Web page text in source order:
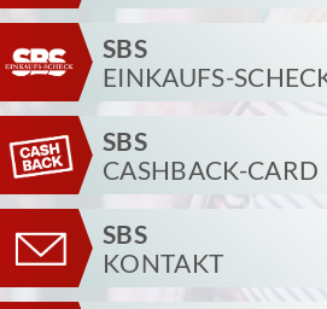
SBS
EINKAUFS-
SBS
CASHBACK-CARD
SBS
KONTAKT